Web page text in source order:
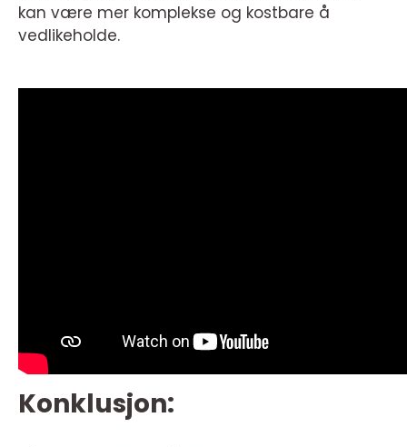
kan være mer komplekse og kostbare å
vedlikeholde.
Konklusjon: